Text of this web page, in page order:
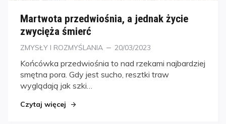
Martwota przedwiośnia, a jednak życie
zwycięża śmierć
Kategorie
ZMYSŁY I ROZMYŚLANIA
Posted
20/03/2023
Końcówka przedwiośnia to nad rzekami najbardziej
smętna pora. Gdy jest sucho, resztki traw
wyglądają jak szki…
Czytaj więcej